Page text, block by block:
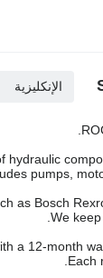
الإنكليزية
pumps,
as Bosch
We
a 12-month
Each